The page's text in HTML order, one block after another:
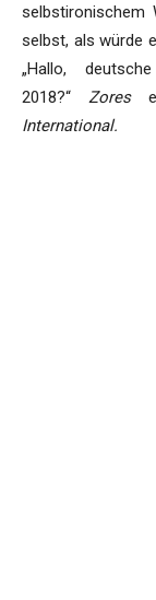
selbstironischem
selbst, als würde
„Hallo,
2018?“ Zores
International.